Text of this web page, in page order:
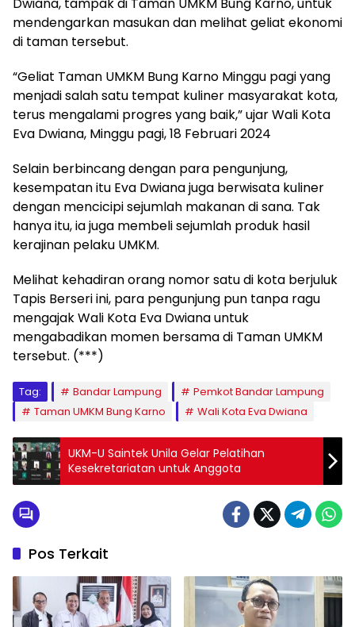
mendengarkan masukan dan melihat geliat ekonomi
di taman tersebut.
“Geliat Taman UMKM Bung Karno Minggu pagi yang
menjadi salah satu tempat kuliner masyarakat kota,
terus mengalami progres yang baik,” ujar Wali Kota
Eva Dwiana, Minggu pagi, 18 Februari 2024
Selain berbincang dengan para pengunjung,
kesempatan itu Eva Dwiana juga berwisata kuliner
dengan mencicipi sejumlah makanan di sana. Tak
hanya itu, ia juga membeli sejumlah produk hasil
kerajinan pelaku UMKM.
Melihat kehadiran orang nomor satu di kota berjuluk
Tapis Berseri ini, para pengunjung pun tanpa ragu
mengajak Wali Kota Eva Dwiana untuk
mengabadikan momen bersama di Taman UMKM
tersebut. (***)
Tag: Bandar Lampung
Pemkot Bandar Lampung
Taman UMKM Bung Karno
Wali Kota Eva Dwiana
UKM-U Saintek Unila Gelar Pelatihan
Kesekretariatan untuk Anggota
Pos Terkait